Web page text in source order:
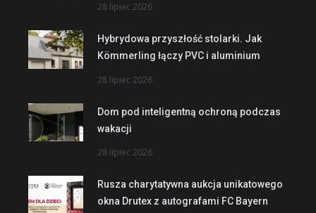
28 lipiec 2026
Hybrydowa przyszłość stolarki. Jak
Kömmerling łączy PVC i aluminium
28 lipiec 2026
Dom pod inteligentną ochroną podczas
wakacji
28 lipiec 2026
Rusza charytatywna aukcja unikatowego
okna Drutex z autografami FC Bayern